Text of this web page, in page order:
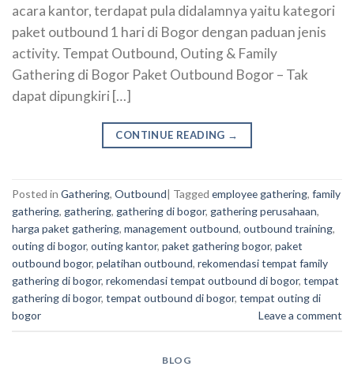
acara kantor, terdapat pula didalamnya yaitu kategori
paket outbound 1 hari di Bogor dengan paduan jenis
activity. Tempat Outbound, Outing & Family
Gathering di Bogor Paket Outbound Bogor – Tak
dapat dipungkiri […]
CONTINUE READING →
Posted in Gathering, Outbound| Tagged employee gathering, family
gathering, gathering, gathering di bogor, gathering perusahaan,
harga paket gathering, management outbound, outbound training,
outing di bogor, outing kantor, paket gathering bogor, paket
outbound bogor, pelatihan outbound, rekomendasi tempat family
gathering di bogor, rekomendasi tempat outbound di bogor, tempat
gathering di bogor, tempat outbound di bogor, tempat outing di
bogor
Leave a comment
BLOG